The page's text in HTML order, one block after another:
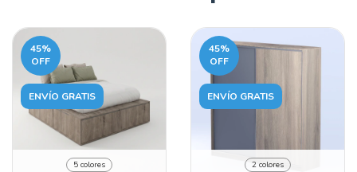
45%
OFF
ENVÍO GRATIS
5 colores
45%
OFF
ENVÍO GRATIS
2 colores